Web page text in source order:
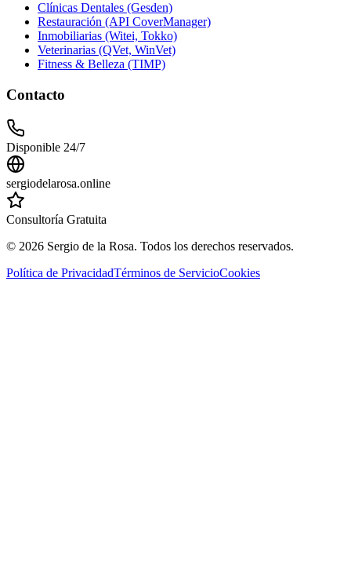
Clínicas Dentales (Gesden)
Restauración (API CoverManager)
Inmobiliarias (Witei, Tokko)
Veterinarias (QVet, WinVet)
Fitness & Belleza (TIMP)
Contacto
Disponible 24/7
sergiodelarosa.online
Consultoría Gratuita
© 2026 Sergio de la Rosa. Todos los derechos reservados.
Política de PrivacidadTérminos de ServicioCookies